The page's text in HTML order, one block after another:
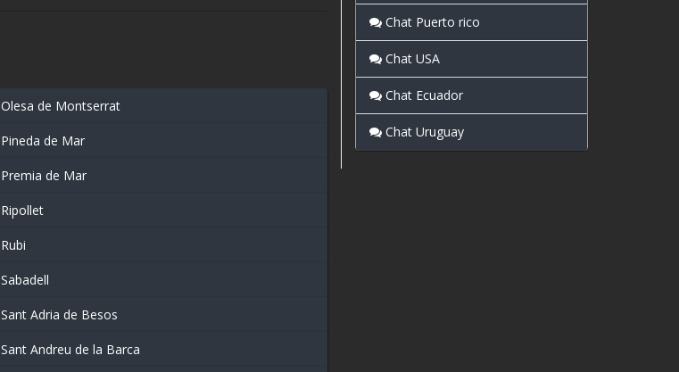
Olesa de Montserrat
Pineda de Mar
Premia de Mar
Ripollet
Rubi
Sabadell
Sant Adria de Besos
Sant Andreu de la Barca
Chat Puerto rico
Chat USA
Chat Ecuador
Chat Uruguay